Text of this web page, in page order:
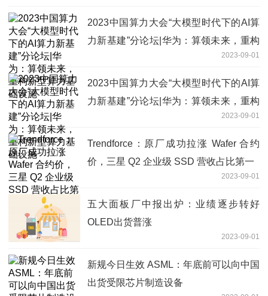
2023中国算力大会“大模型时代下的AI算
力新基建”分论坛|华为：算领未来，重构
2023-09-01
2023中国算力大会“大模型时代下的AI算
力新基建”分论坛|华为：算领未来，重构
2023-09-01
Trendforce：原厂成功拉涨 Wafer 合约
价，三星 Q2 企业级 SSD 营收占比第一
2023-09-01
五大面板厂中报出炉：业绩逐步转好
OLED出货普涨
2023-09-01
新规今日生效 ASML：年底前可以向中国
出货受限芯片制造设备